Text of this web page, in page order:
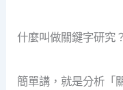
什麼叫做關鍵字研究？
簡單講，就是分析「